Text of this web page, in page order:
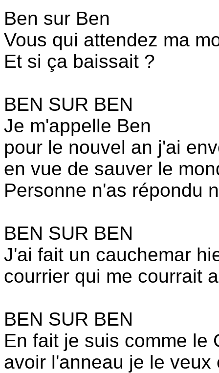
Ben sur Ben
Vous qui attendez ma
Et si ça baissait ?
BEN SUR BEN
Je m'appelle Ben
pour le nouvel an j'ai
en vue de sauver le
Personne n'as répondu
BEN SUR BEN
J'ai fait un cauchemar
courrier qui me courrait
BEN SUR BEN
En fait je suis comme le
avoir l'anneau je le veux